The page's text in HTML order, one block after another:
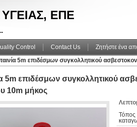
ΕΠΕ
Control Contact Us
Ζητήστε ένα
ταινία 5m επιδέσμων συγκολλητικού
5m επιδέσμων συγκολλητικού
10m μήκος
Τόπος